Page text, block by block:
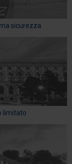
sicurezza
limitato